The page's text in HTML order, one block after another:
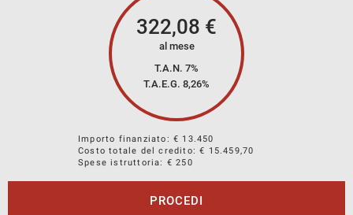
322,08 €
al mese
T.A.N. 7%
T.A.E.G. 8,26%
Importo finanziato: € 13.450
Costo totale del credito: € 15.459,70
Spese istruttoria: € 250
PROCEDI